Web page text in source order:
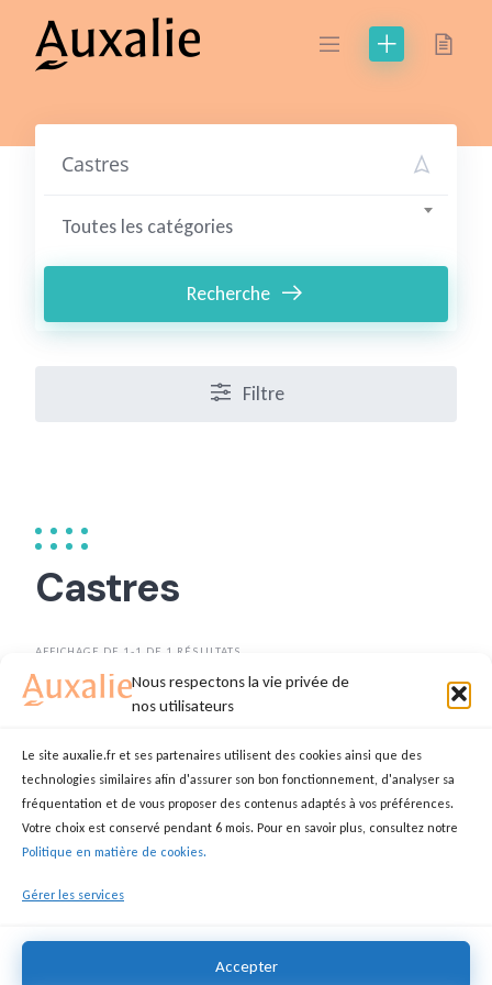
Nous respectons la vie privée de
nos utilisateurs
Le site auxalie.fr et ses partenaires utilisent des cookies ainsi que des
technologies similaires afin d'assurer son bon fonctionnement, d'analyser sa
fréquentation et de vous proposer des contenus adaptés à vos préférences.
Votre choix est conservé pendant 6 mois. Pour en savoir plus, consultez notre
Politique en matière de cookies.
Gérer les services
Accepter
content
Toutes les catégories
Recherche
Filtre
Castres
AFFICHAGE DE 1-1 DE 1 RÉSULTATS
TRIER PAR DATE
Je propose mes services
MARIE JOSÉ AUXILIAIRE DE VIE